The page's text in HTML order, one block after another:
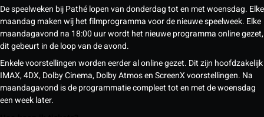
De speelweken bij Pathé lopen van donderdag tot en met woensdag. Elke
maandag maken wij het filmprogramma voor de nieuwe speelweek. Elke
maandagavond na 18:00 uur wordt het nieuwe programma online gezet,
dit gebeurt in de loop van de avond.
Enkele voorstellingen worden eerder al online gezet. Dit zijn hoofdzakelijk
IMAX, 4DX, Dolby Cinema, Dolby Atmos en ScreenX voorstellingen. Na
maandagavond is de programmatie compleet tot en met de woensdag
een week later.